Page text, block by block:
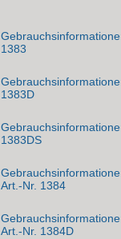
1383
1383D
1383DS
Art.-Nr. 1384
Art.-Nr. 1384D